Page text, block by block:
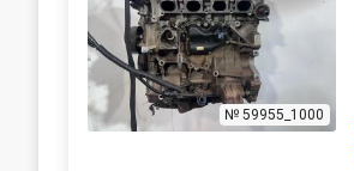
№ 59955_1000